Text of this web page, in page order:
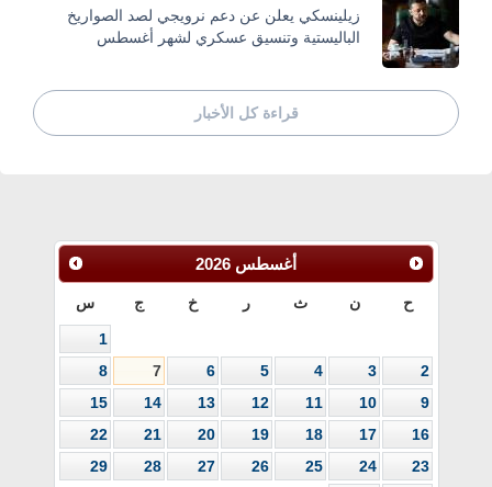
زيلينسكي يعلن عن دعم نرويجي لصد الصواريخ
الباليستية وتنسيق عسكري لشهر أغسطس
قراءة كل الأخبار
أغسطس 2026
ح ن ث ر خ ج س
1
2
3
4
5
6
7
8
9
10
11
12
13
14
15
16
17
18
19
20
21
22
23
24
25
26
27
28
29